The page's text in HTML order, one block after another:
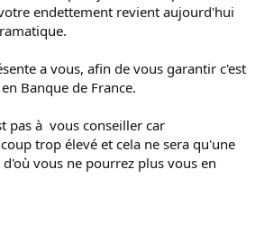
endettement revient aujourd'hui
a vous, afin de vous garantir c'est
Banque de France.
pas à vous conseiller car
trop élevé et cela ne sera qu'une
vous ne pourrez plus vous en